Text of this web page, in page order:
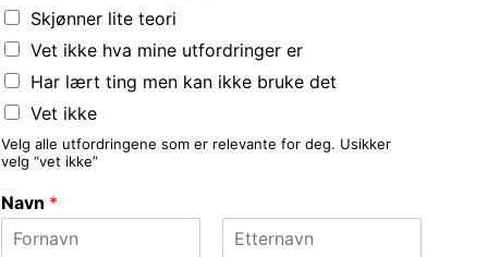
Skjønner lite teori
Vet ikke hva mine utfordringer er
Har lært ting men kan ikke bruke det
Vet ikke
Velg alle utfordringene som er relevante for deg. Usikker
velg “vet ikke”
Navn *